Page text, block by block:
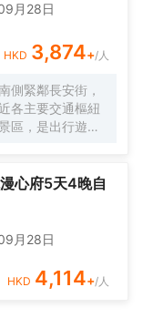
月28日
HKD 3,874+/人
側緊鄰長安街，
各主要交通樞紐
區，是出行遊玩
與西單大悅城同
喝玩購一站式解
覆蓋，入住大悅
新脫俗，簡單大
馨舒適的居住環
入住主題客房感
心府5天4晚自
月28日
HKD 4,114+/人